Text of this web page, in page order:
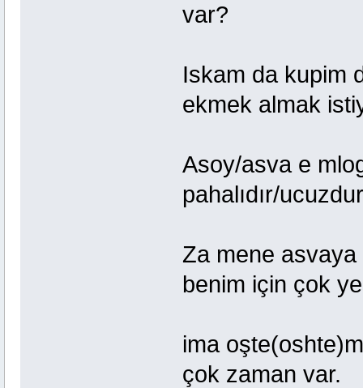
var?
Iskam da
ekmek almak
Asoy/asva e
pahalıdır/
Za mene
benim için çok
ima
çok zaman var.